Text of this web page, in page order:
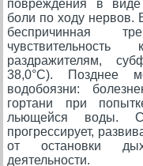
повреждения в
боли по ходу нервов.
беспричинная
раздражителям,
38,0°С). Позднее
водобоязни:
гортани при
льющейся воды.
прогрессирует,
от остановки
деятельности.